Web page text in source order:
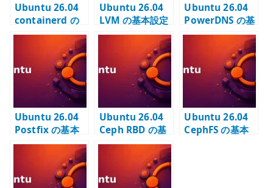
Ubuntu 26.04
containerd の
基本設定 –
Kubernetes 用
CRI runtime を
構成する
Ubuntu 26.04
LVM の基本設定
– PV / VG / LV
Ubuntu 26.04
PowerDNS の基
本設定 – 権威
MariaDB
backend を構成
する
Ubuntu 26.04
Postfix の基本
設定 – 内部
SMTP と TLS /
LDAP alias を構
成する
Ubuntu 26.04
Ceph RBD の基
本設定 – pool と
image を構成す
Ubuntu 26.04
CephFS の基本